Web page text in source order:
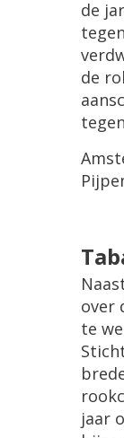
de
de
over
te
jaar